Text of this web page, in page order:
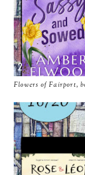
Flowers of Fairport,